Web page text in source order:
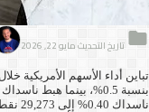
تاريخ التحديث مايو 22, 2026
بنسبة 0.5%، بينما هبط ناسداك المركب بالنسبة نفسها تقريبًا، وفقد مؤشر داو جونز الصناعي نحو 276 نقطة أو 0.6%. وعلى صعيد العقود الآجلة، انخفض
ناسداك 0.40% إلى 29,273 نقطة.